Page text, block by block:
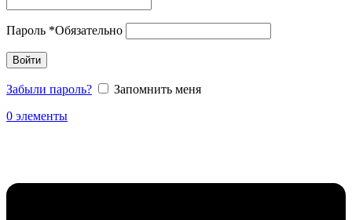
Пароль *Обязательно
Войти
Забыли пароль?
Запомнить меня
0 элементы